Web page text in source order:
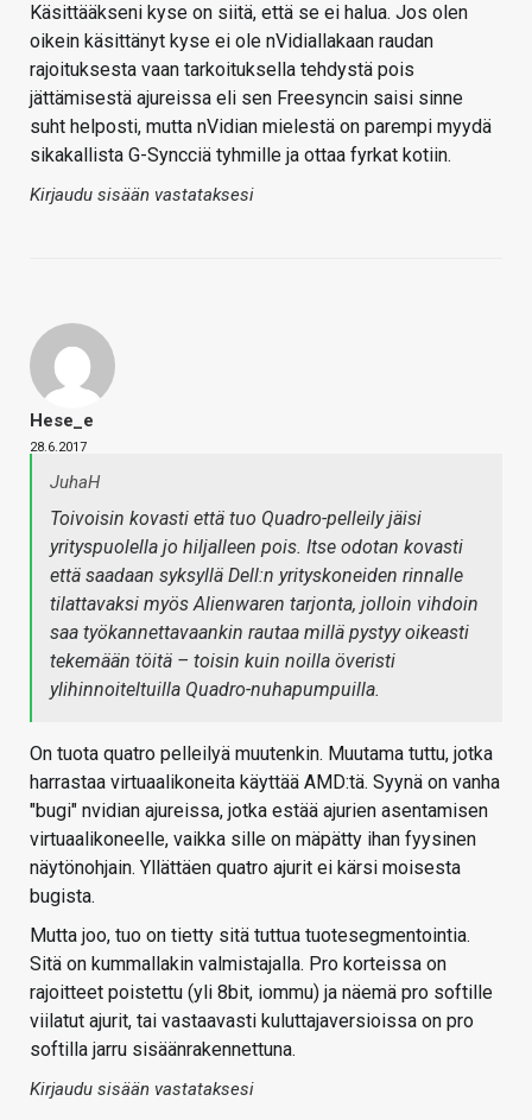
Käsittääkseni kyse on siitä, että se ei halua. Jos olen
oikein käsittänyt kyse ei ole nVidiallakaan raudan
rajoituksesta vaan tarkoituksella tehdystä pois
jättämisestä ajureissa eli sen Freesyncin saisi sinne
suht helposti, mutta nVidian mielestä on parempi myydä
sikakallista G-Syncciä tyhmille ja ottaa fyrkat kotiin.
Kirjaudu sisään vastataksesi
Hese_e
28.6.2017
JuhaH
Toivoisin kovasti että tuo Quadro-pelleily jäisi
yrityspuolella jo hiljalleen pois. Itse odotan kovasti
että saadaan syksyllä Dell:n yrityskoneiden rinnalle
tilattavaksi myös Alienwaren tarjonta, jolloin vihdoin
saa työkannettavaankin rautaa millä pystyy oikeasti
tekemään töitä – toisin kuin noilla överisti
ylihinnoiteltuilla Quadro-nuhapumpuilla.
On tuota quatro pelleilyä muutenkin. Muutama tuttu, jotka
harrastaa virtuaalikoneita käyttää AMD:tä. Syynä on vanha
"bugi" nvidian ajureissa, jotka estää ajurien asentamisen
virtuaalikoneelle, vaikka sille on mäpätty ihan fyysinen
näytönohjain. Yllättäen quatro ajurit ei kärsi moisesta
bugista.
Mutta joo, tuo on tietty sitä tuttua tuotesegmentointia.
Sitä on kummallakin valmistajalla. Pro korteissa on
rajoitteet poistettu (yli 8bit, iommu) ja näemä pro softille
viilatut ajurit, tai vastaavasti kuluttajaversioissa on pro
softilla jarru sisäänrakennettuna.
Kirjaudu sisään vastataksesi